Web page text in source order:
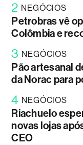
2 NEGÓCIOS
Petrobras vê
Colômbia e
3 NEGÓCIOS
Pão artesanal
da Norac para
4 NEGÓCIOS
Riachuelo
novas lojas
CEO